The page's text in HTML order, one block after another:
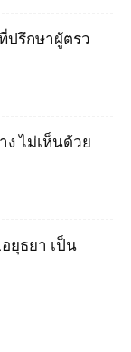
ปรึกษาผูัตรว
ไม่เห็นด้วย
ยุธยา เป็น